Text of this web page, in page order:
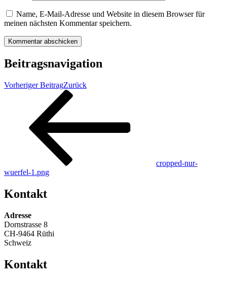
Name, E-Mail-Adresse und Website in diesem Browser für
meinen nächsten Kommentar speichern.
Beitragsnavigation
Vorheriger BeitragZurück
cropped-nur-
wuerfel-1.png
Kontakt
Adresse
Dornstrasse 8
CH-9464 Rüthi
Schweiz
Kontakt